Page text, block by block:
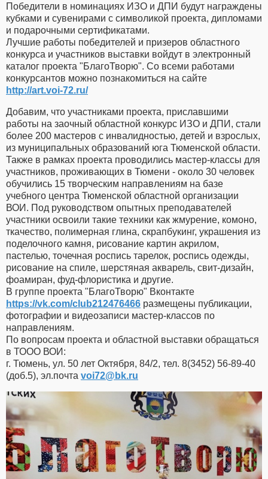
Победители в номинациях ИЗО и ДПИ будут награждены
кубками и сувенирами с символикой проекта, дипломами
и подарочными сертификатами.
Лучшие работы победителей и призеров областного
конкурса и участников выставки войдут в электронный
каталог проекта "БлагоТворю". Со всеми работами
конкурсантов можно познакомиться на сайте
http://art.voi-72.ru/
Добавим, что участниками проекта, приславшими
работы на заочный областной конкурс ИЗО и ДПИ, стали
более 200 мастеров с инвалидностью, детей и взрослых,
из муниципальных образований юга Тюменской области.
Также в рамках проекта проводились мастер-классы для
участников, проживающих в Тюмени - около 30 человек
обучились 15 творческим направлениям на базе
учебного центра Тюменской областной организации
ВОИ. Под руководством опытных преподавателей
участники освоили такие техники как жмурение, комоно,
ткачество, полимерная глина, скрапбукинг, украшения из
поделочного камня, рисование картин акрилом,
пастелью, точечная роспись тарелок, роспись одежды,
рисование на спиле, шерстяная акварель, свит-дизайн,
фоамиран, фуд-флористика и другие.
В группе проекта "БлагоТворю" Вконтакте
https://vk.com/club212476466 размещены публикации,
фотографии и видеозаписи мастер-классов по
направлениям.
По вопросам проекта и областной выставки обращаться
в ТООО ВОИ:
г. Тюмень, ул. 50 лет Октября, 84/2, тел. 8(3452) 56-89-40
(доб.5), эл.почта voi72​@ ​bk.ru